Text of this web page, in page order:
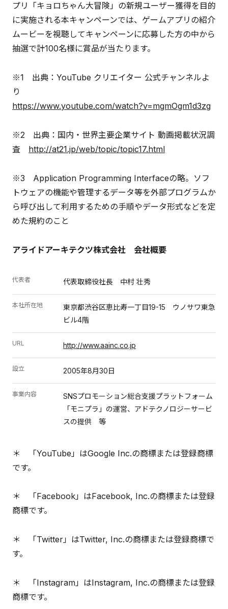
プリ「キョロちゃん大冒険」の新規ユーザー獲得を目的
に実施される本キャンペーンでは、ゲームアプリの紹介
ムービーを視聴してキャンペーンに応募した方の中から
抽選で計100名様に賞品が当たります。
※1 出典：YouTube クリエイター 公式チャンネルよ
り
https://www.youtube.com/watch?v=mgmOgm1d3zg
※2 出典：国内・世界主要企業サイト 動画掲載状況調
査 http://at21.jp/web/topic/topic17.html
※3 Application Programming Interfaceの略。ソフ
トウェアの機能や管理するデータ等を外部プログラムか
ら呼び出して利用するための手順やデータ形式などを定
めた規約のこと
アライドアーキテクツ株式会社 会社概要
代表者 代表取締役社長 中村 壮秀
本社所在地
東京都渋谷区恵比寿一丁目19-15 ウノサワ東急
ビル4階
URL http://www.aainc.co.jp
設立 2005年8月30日
事業内容
SNSプロモーション総合支援プラットフォーム
「モニプラ」の運営、アドテクノロジーサービ
スの提供 等
＊ 「YouTube」はGoogle Inc.の商標または登録商標
です。
＊ 「Facebook」はFacebook, Inc.の商標または登録
商標です。
＊ 「Twitter」はTwitter, Inc.の商標または登録商標で
す。
＊ 「Instagram」はInstagram, Inc.の商標または登録
商標です。